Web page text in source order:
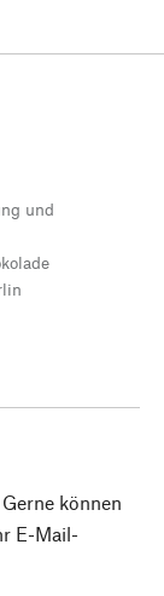
und
können
E-Mail-